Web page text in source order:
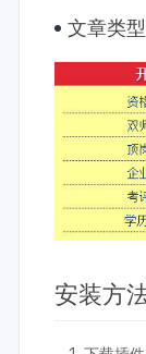
文章类
安装方